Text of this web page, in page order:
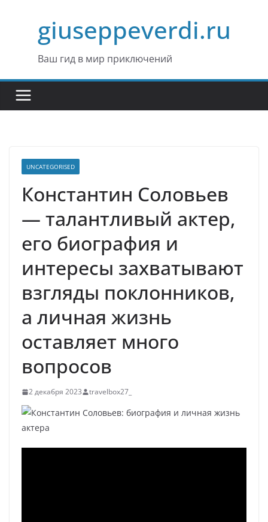
содержимомуgiuseppeverdi.ru
Ваш гид в мир приключений
UNCATEGORISED
Константин Соловьев
— талантливый актер,
его биография и
интересы захватывают
взгляды поклонников,
а личная жизнь
оставляет много
вопросов
2 декабря 2023 travelbox27_